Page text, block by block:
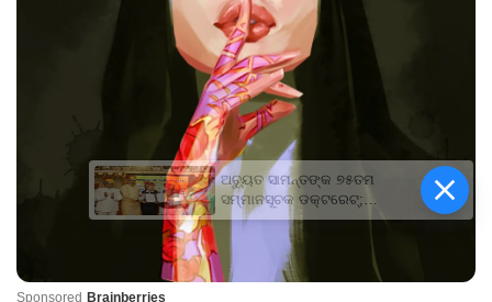
ଅଚ୍ୟୁତ ସାମନ୍ତଙ୍କ ୭୫ତମ
ସମ୍ମାନସୂଚକ ଡକ୍ଟରେଟ୍‌;
ମହାରାଜା ଗଙ୍ଗା ସିଂହ
ବିଶ୍ୱବିଦ୍ୟାଳୟ ପକ୍ଷରୁ